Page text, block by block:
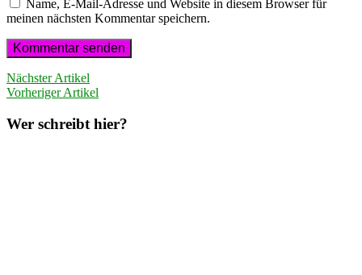
Name, E-Mail-Adresse und Website in diesem Browser für
meinen nächsten Kommentar speichern.
Nächster Artikel
Vorheriger Artikel
Wer schreibt hier?